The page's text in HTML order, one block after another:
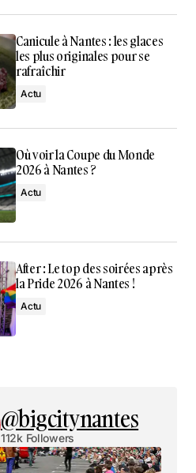
Canicule à Nantes : les glaces
les plus originales pour se
rafraîchir
Actu
Où voir la Coupe du Monde
2026 à Nantes ?
Actu
After : Le top des soirées après
la Pride 2026 à Nantes !
Actu
@bigcitynantes
112k Followers